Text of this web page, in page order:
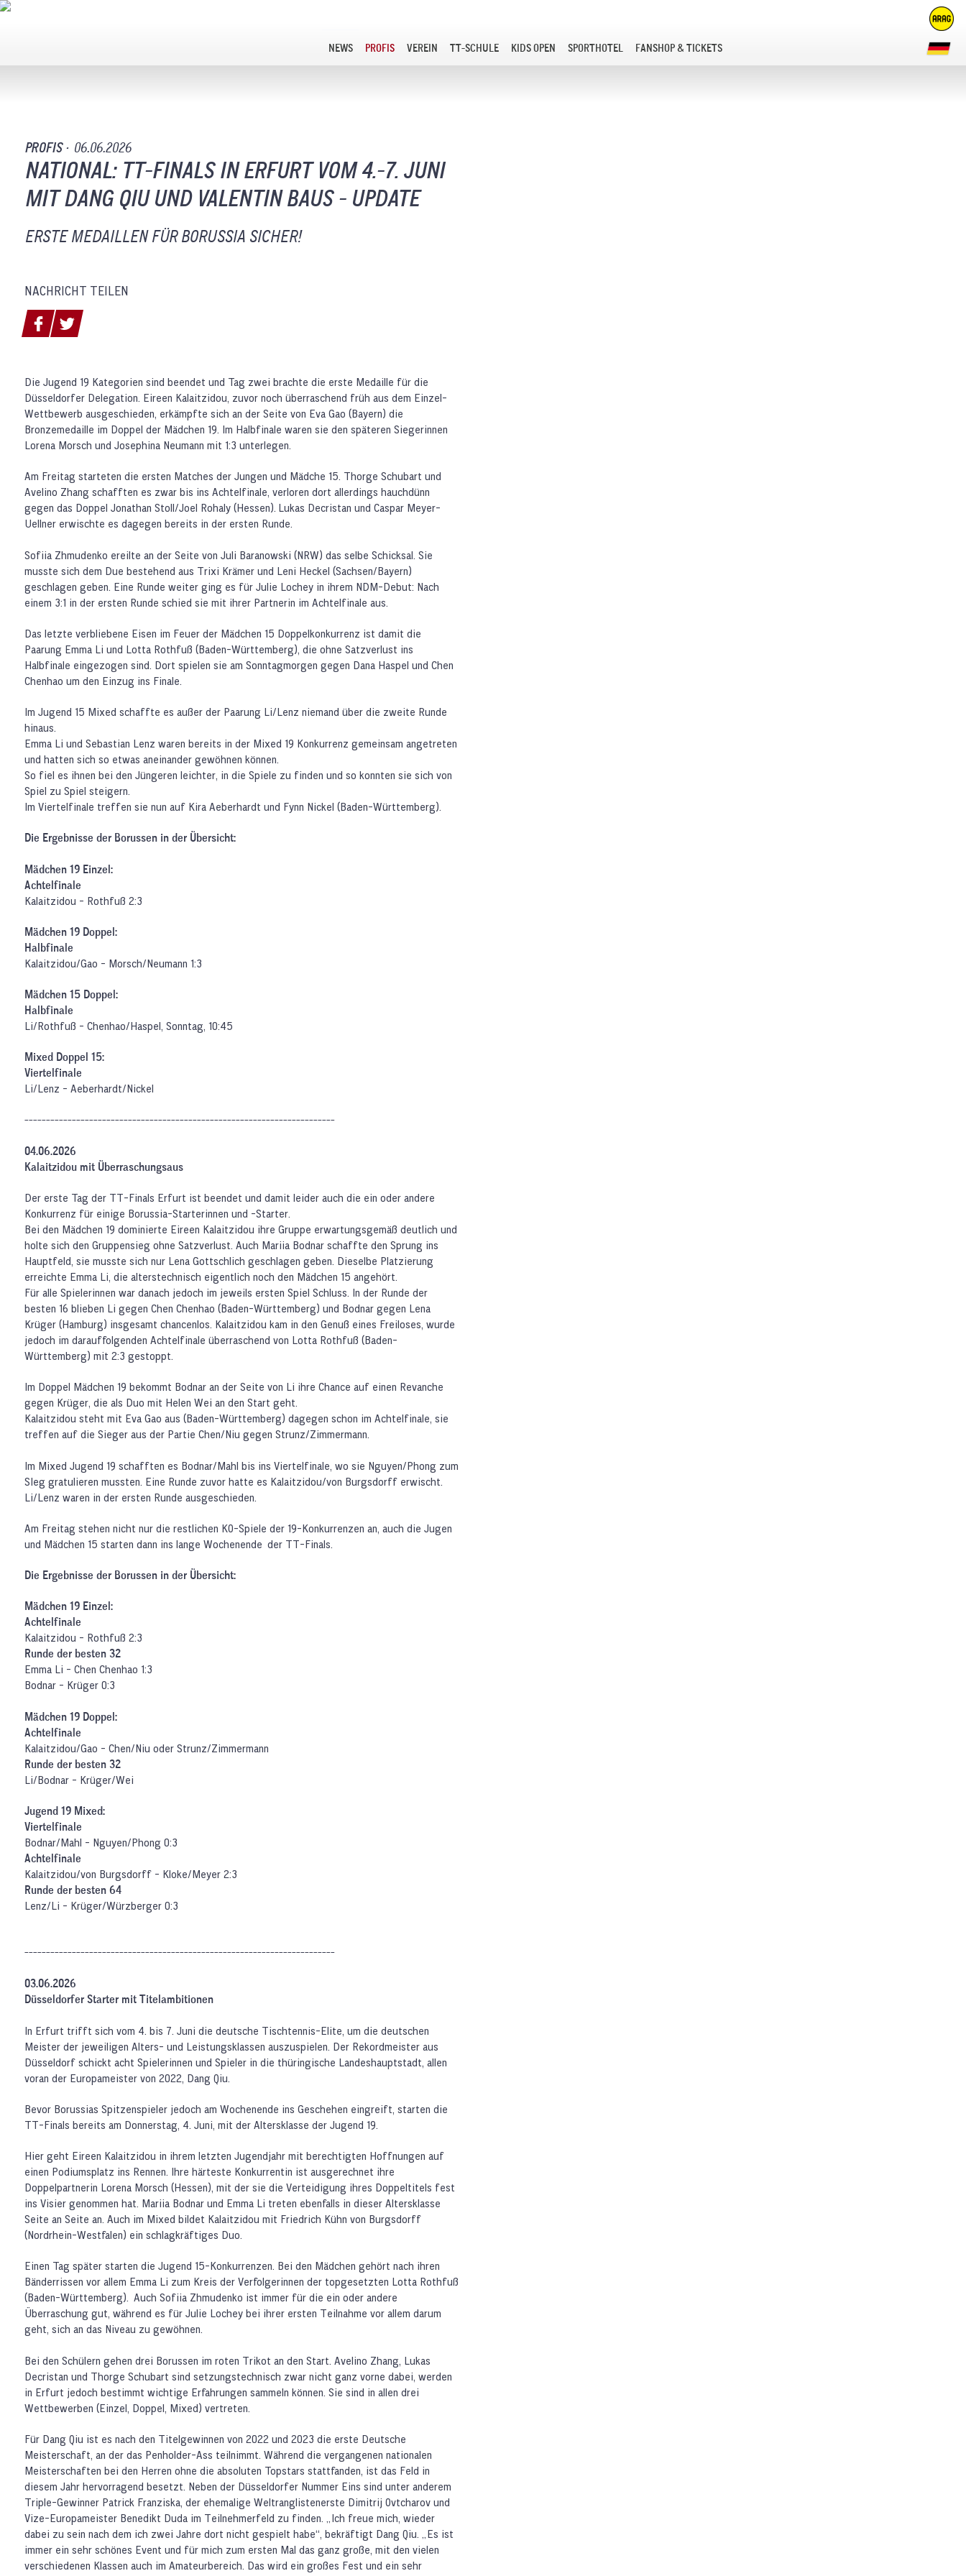
NEWS PROFIS VEREIN TT-SCHULE KIDS OPEN SPORTHOTEL FANSHOP & TICKETS
PROFIS · 06.06.2026
NATIONAL: TT-FINALS IN ERFURT VOM 4.-7. JUNI
MIT DANG QIU UND VALENTIN BAUS - UPDATE
ERSTE MEDAILLEN FÜR BORUSSIA SICHER!
NACHRICHT TEILEN
Die Jugend 19 Kategorien sind beendet und Tag zwei brachte die erste Medaille für die
Düsseldorfer Delegation. Eireen Kalaitzidou, zuvor noch überraschend früh aus dem Einzel-
Wettbewerb ausgeschieden, erkämpfte sich an der Seite von Eva Gao (Bayern) die
Bronzemedaille im Doppel der Mädchen 19. Im Halbfinale waren sie den späteren Siegerinnen
Lorena Morsch und Josephina Neumann mit 1:3 unterlegen.
Am Freitag starteten die ersten Matches der Jungen und Mädche 15. Thorge Schubart und
Avelino Zhang schafften es zwar bis ins Achtelfinale, verloren dort allerdings hauchdünn
gegen das Doppel Jonathan Stoll/Joel Rohaly (Hessen). Lukas Decristan und Caspar Meyer-
Uellner erwischte es dagegen bereits in der ersten Runde.
Sofiia Zhmudenko ereilte an der Seite von Juli Baranowski (NRW) das selbe Schicksal. Sie
musste sich dem Due bestehend aus Trixi Krämer und Leni Heckel (Sachsen/Bayern)
geschlagen geben. Eine Runde weiter ging es für Julie Lochey in ihrem NDM-Debut: Nach
einem 3:1 in der ersten Runde schied sie mit ihrer Partnerin im Achtelfinale aus.
Das letzte verbliebene Eisen im Feuer der Mädchen 15 Doppelkonkurrenz ist damit die
Paarung Emma Li und Lotta Rothfuß (Baden-Württemberg), die ohne Satzverlust ins
Halbfinale eingezogen sind. Dort spielen sie am Sonntagmorgen gegen Dana Haspel und Chen
Chenhao um den Einzug ins Finale.
Im Jugend 15 Mixed schaffte es außer der Paarung Li/Lenz niemand über die zweite Runde
hinaus.
Emma Li und Sebastian Lenz waren bereits in der Mixed 19 Konkurrenz gemeinsam angetreten
und hatten sich so etwas aneinander gewöhnen können.
So fiel es ihnen bei den Jüngeren leichter, in die Spiele zu finden und so konnten sie sich von
Spiel zu Spiel steigern.
Im Viertelfinale treffen sie nun auf Kira Aeberhardt und Fynn Nickel (Baden-Württemberg).
Die Ergebnisse der Borussen in der Übersicht:
Mädchen 19 Einzel:
Achtelfinale
Kalaitzidou - Rothfuß 2:3
Mädchen 19 Doppel:
Halbfinale
Kalaitzidou/Gao - Morsch/Neumann 1:3
Mädchen 15 Doppel:
Halbfinale
Li/Rothfuß - Chenhao/Haspel, Sonntag, 10:45
Mixed Doppel 15:
Viertelfinale
Li/Lenz - Aeberhardt/Nickel
------------------------------------------------------------------------
04.06.2026
Kalaitzidou mit Überraschungsaus
Der erste Tag der TT-Finals Erfurt ist beendet und damit leider auch die ein oder andere
Konkurrenz für einige Borussia-Starterinnen und -Starter.
Bei den Mädchen 19 dominierte Eireen Kalaitzidou ihre Gruppe erwartungsgemäß deutlich und
holte sich den Gruppensieg ohne Satzverlust. Auch Mariia Bodnar schaffte den Sprung ins
Hauptfeld, sie musste sich nur Lena Gottschlich geschlagen geben. Dieselbe Platzierung
erreichte Emma Li, die alterstechnisch eigentlich noch den Mädchen 15 angehört.
Für alle Spielerinnen war danach jedoch im jeweils ersten Spiel Schluss. In der Runde der
besten 16 blieben Li gegen Chen Chenhao (Baden-Württemberg) und Bodnar gegen Lena
Krüger (Hamburg) insgesamt chancenlos. Kalaitzidou kam in den Genuß eines Freiloses, wurde
jedoch im darauffolgenden Achtelfinale überraschend von Lotta Rothfuß (Baden-
Württemberg) mit 2:3 gestoppt.
Im Doppel Mädchen 19 bekommt Bodnar an der Seite von Li ihre Chance auf einen Revanche
gegen Krüger, die als Duo mit Helen Wei an den Start geht.
Kalaitzidou steht mit Eva Gao aus (Baden-Württemberg) dagegen schon im Achtelfinale, sie
treffen auf die Sieger aus der Partie Chen/Niu gegen Strunz/Zimmermann.
Im Mixed Jugend 19 schafften es Bodnar/Mahl bis ins Viertelfinale, wo sie Nguyen/Phong zum
SIeg gratulieren mussten. Eine Runde zuvor hatte es Kalaitzidou/von Burgsdorff erwischt.
Li/Lenz waren in der ersten Runde ausgeschieden.
Am Freitag stehen nicht nur die restlichen KO-Spiele der 19-Konkurrenzen an, auch die Jugen
und Mädchen 15 starten dann ins lange Wochenende der TT-Finals.
Die Ergebnisse der Borussen in der Übersicht:
Mädchen 19 Einzel:
Achtelfinale
Kalaitzidou - Rothfuß 2:3
Runde der besten 32
Emma Li - Chen Chenhao 1:3
Bodnar - Krüger 0:3
Mädchen 19 Doppel:
Achtelfinale
Kalaitzidou/Gao - Chen/Niu oder Strunz/Zimmermann
Runde der besten 32
Li/Bodnar - Krüger/Wei
Jugend 19 Mixed:
Viertelfinale
Bodnar/Mahl - Nguyen/Phong 0:3
Achtelfinale
Kalaitzidou/von Burgsdorff - Kloke/Meyer 2:3
Runde der besten 64
Lenz/Li - Krüger/Würzberger 0:3
------------------------------------------------------------------------
03.06.2026
Düsseldorfer Starter mit Titelambitionen
In Erfurt trifft sich vom 4. bis 7. Juni die deutsche Tischtennis-Elite, um die deutschen
Meister der jeweiligen Alters- und Leistungsklassen auszuspielen. Der Rekordmeister aus
Düsseldorf schickt acht Spielerinnen und Spieler in die thüringische Landeshauptstadt, allen
voran der Europameister von 2022, Dang Qiu.
Bevor Borussias Spitzenspieler jedoch am Wochenende ins Geschehen eingreift, starten die
TT-Finals bereits am Donnerstag, 4. Juni, mit der Altersklasse der Jugend 19.
Hier geht Eireen Kalaitzidou in ihrem letzten Jugendjahr mit berechtigten Hoffnungen auf
einen Podiumsplatz ins Rennen. Ihre härteste Konkurrentin ist ausgerechnet ihre
Doppelpartnerin Lorena Morsch (Hessen), mit der sie die Verteidigung ihres Doppeltitels fest
ins Visier genommen hat. Mariia Bodnar und Emma Li treten ebenfalls in dieser Altersklasse
Seite an Seite an. Auch im Mixed bildet Kalaitzidou mit Friedrich Kühn von Burgsdorff
(Nordrhein-Westfalen) ein schlagkräftiges Duo.
Einen Tag später starten die Jugend 15-Konkurrenzen. Bei den Mädchen gehört nach ihren
Bänderrissen vor allem Emma Li zum Kreis der Verfolgerinnen der topgesetzten Lotta Rothfuß
(Baden-Württemberg). Auch Sofiia Zhmudenko ist immer für die ein oder andere
Überraschung gut, während es für Julie Lochey bei ihrer ersten Teilnahme vor allem darum
geht, sich an das Niveau zu gewöhnen.
Bei den Schülern gehen drei Borussen im roten Trikot an den Start. Avelino Zhang, Lukas
Decristan und Thorge Schubart sind setzungstechnisch zwar nicht ganz vorne dabei, werden
in Erfurt jedoch bestimmt wichtige Erfahrungen sammeln können. Sie sind in allen drei
Wettbewerben (Einzel, Doppel, Mixed) vertreten.
Für Dang Qiu ist es nach den Titelgewinnen von 2022 und 2023 die erste Deutsche
Meisterschaft, an der das Penholder-Ass teilnimmt. Während die vergangenen nationalen
Meisterschaften bei den Herren ohne die absoluten Topstars stattfanden, ist das Feld in
diesem Jahr hervorragend besetzt. Neben der Düsseldorfer Nummer Eins sind unter anderem
Triple-Gewinner Patrick Franziska, der ehemalige Weltranglistenerste Dimitrij Ovtcharov und
Vize-Europameister Benedikt Duda im Teilnehmerfeld zu finden. „Ich freue mich, wieder
dabei zu sein nach dem ich zwei Jahre dort nicht gespielt habe“, bekräftigt Dang Qiu. „Es ist
immer ein sehr schönes Event und für mich zum ersten Mal das ganz große, mit den vielen
verschiedenen Klassen auch im Amateurbereich. Das wird ein großes Fest und ein sehr